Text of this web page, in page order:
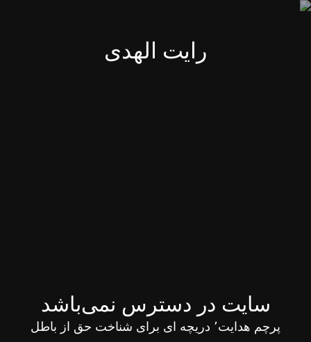
رایت الهدی
سایت در دسترس نمی‌باشد
پرچم هدایت٬ دریچه ای برای شناخت حق از باطل